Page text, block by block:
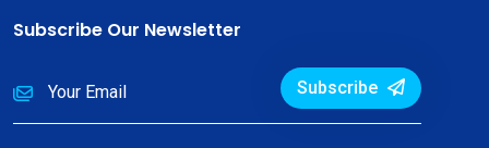
Subscribe Our Newsletter
Subscribe